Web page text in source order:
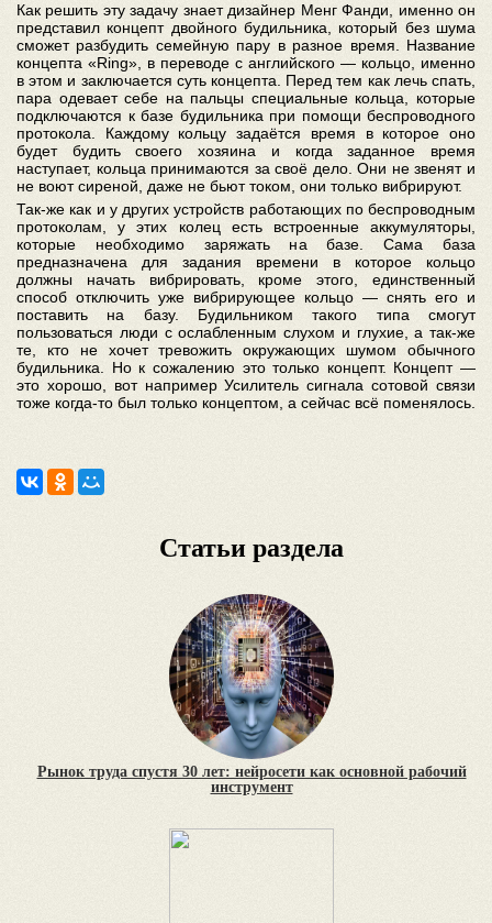
Как решить эту задачу знает дизайнер Менг Фанди, именно он
представил концепт двойного будильника, который без шума
сможет разбудить семейную пару в разное время. Название
концепта «Ring», в переводе с английского — кольцо, именно
в этом и заключается суть концепта. Перед тем как лечь спать,
пара одевает себе на пальцы специальные кольца, которые
подключаются к базе будильника при помощи беспроводного
протокола. Каждому кольцу задаётся время в которое оно
будет будить своего хозяина и когда заданное время
наступает, кольца принимаются за своё дело. Они не звенят и
не воют сиреной, даже не бьют током, они только вибрируют.
Так-же как и у других устройств работающих по беспроводным
протоколам, у этих колец есть встроенные аккумуляторы,
которые необходимо заряжать на базе. Сама база
предназначена для задания времени в которое кольцо
должны начать вибрировать, кроме этого, единственный
способ отключить уже вибрирующее кольцо — снять его и
поставить на базу. Будильником такого типа смогут
пользоваться люди с ослабленным слухом и глухие, а так-же
те, кто не хочет тревожить окружающих шумом обычного
будильника. Но к сожалению это только концепт. Концепт —
это хорошо, вот например Усилитель сигнала сотовой связи
тоже когда-то был только концептом, а сейчас всё поменялось.
Статьи раздела
Рынок труда спустя 30 лет: нейросети как основной рабочий
инструмент